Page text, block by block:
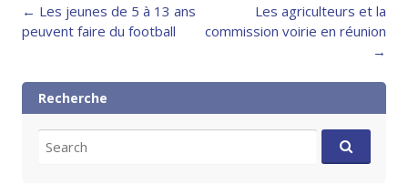
Post
navigation
← Les jeunes de 5 à 13 ans
peuvent faire du football
Les agriculteurs et la
commission voirie en réunion
→
Recherche
for: